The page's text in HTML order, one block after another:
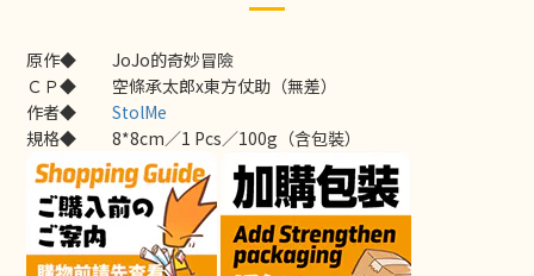
原作◆
JoJo的奇妙冒險
ＣＰ◆
空條承太郎x東方仗助（無差）
作者◆
StolMe
規格◆
8*8cm／1 Pcs／100g（含包裝）